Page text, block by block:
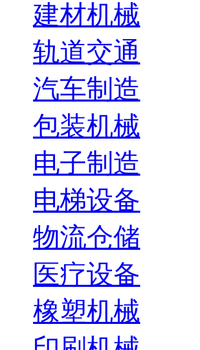
建材机械
轨道交通
汽车制造
包装机械
电子制造
电梯设备
物流仓储
医疗设备
橡塑机械